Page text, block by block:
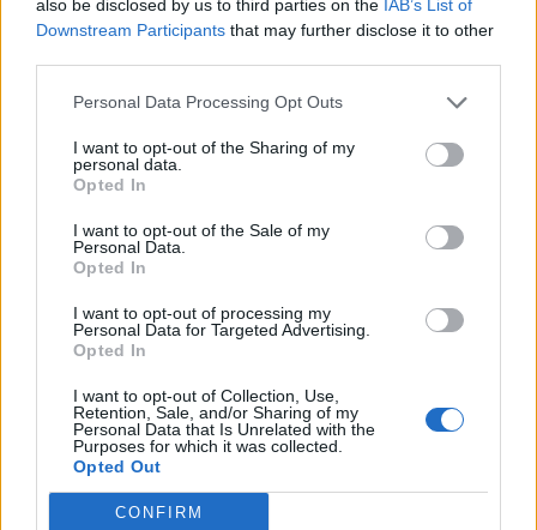
also be disclosed by us to third parties on the IAB’s List of
Downstream Participants that may further disclose it to other
Personal Data Processing Opt Outs
I want to opt-out of the Sharing of my
personal data.
Opted In
I want to opt-out of the Sale of my
Personal Data.
Opted In
I want to opt-out of processing my
Personal Data for Targeted Advertising.
Opted In
I want to opt-out of Collection, Use,
Retention, Sale, and/or Sharing of my
Personal Data that Is Unrelated with the
Purposes for which it was collected.
Opted Out
CONFIRM
Il materiale (testo, foto e video) consultabile in questo portale è di nostra proprietà.
Alcune foto (screenshot) ed articoli presenti su "Calciomercato Magazine" sono in parte
giunti da internet, in quanto arrivati alla nostra attenzione attraverso regolari
comunicati stampa con immagini e testi allegati ed autorizzati alla pubblicazione, e
quindi valutati di pubblico dominio. Se i soggetti o gli autori avessero qualcosa in
contrario alla pubblicazione, non avranno che da segnalarlo alla redazione (indirizzo
redazione@napolimagazine.com